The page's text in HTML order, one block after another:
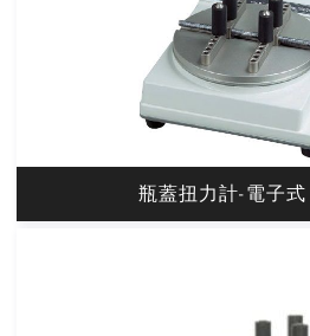
瓶蓋扭力計-電子式